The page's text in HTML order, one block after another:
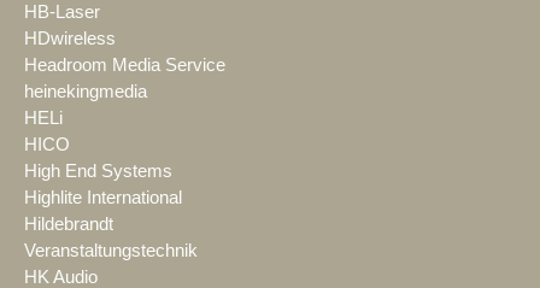
HB-Laser
HDwireless
Headroom Media Service
heinekingmedia
HELi
HICO
High End Systems
Highlite International
Hildebrandt
Veranstaltungstechnik
HK Audio